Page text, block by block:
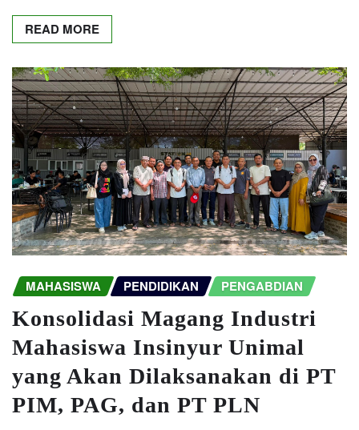
READ MORE
MAHASISWA PENDIDIKAN PENGABDIAN
Konsolidasi Magang Industri
Mahasiswa Insinyur Unimal
yang Akan Dilaksanakan di PT
PIM, PAG, dan PT PLN